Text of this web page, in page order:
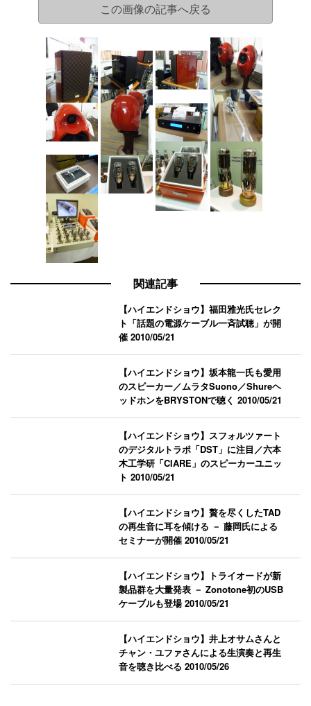
この画像の記事へ戻る
関連記事
【ハイエンドショウ】福田雅光氏セレク
ト「話題の電源ケーブル一斉試聴」が開
催2010/05/21
【ハイエンドショウ】坂本龍一氏も愛用
のスピーカー／ムラタSuono／Shureヘ
ッドホンをBRYSTONで聴く2010/05/21
【ハイエンドショウ】スフォルツァート
のデジタルトラポ「DST」に注目／六本
木工学研「CIARE」のスピーカーユニッ
ト2010/05/21
【ハイエンドショウ】贅を尽くしたTAD
の再生音に耳を傾ける － 藤岡氏による
セミナーが開催2010/05/21
【ハイエンドショウ】トライオードが新
製品群を大量発表 － Zonotone初のUSB
ケーブルも登場2010/05/21
【ハイエンドショウ】井上オサムさんと
チャン・ユファさんによる生演奏と再生
音を聴き比べる2010/05/26